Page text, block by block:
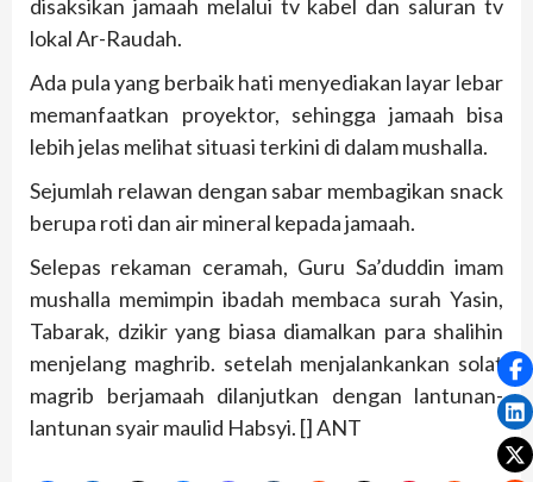
disaksikan jamaah melalui tv kabel dan saluran tv
lokal Ar-Raudah.
Ada pula yang berbaik hati menyediakan layar lebar
memanfaatkan proyektor, sehingga jamaah bisa
lebih jelas melihat situasi terkini di dalam mushalla.
Sejumlah relawan dengan sabar membagikan snack
berupa roti dan air mineral kepada jamaah.
Selepas rekaman ceramah, Guru Sa’duddin imam
mushalla memimpin ibadah membaca surah Yasin,
Tabarak, dzikir yang biasa diamalkan para shalihin
menjelang maghrib. setelah menjalankankan solat
magrib berjamaah dilanjutkan dengan lantunan-
lantunan syair maulid Habsyi. [] ANT